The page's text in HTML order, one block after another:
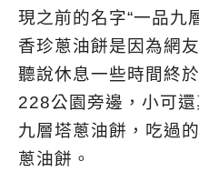
現之前的名字“一品九
香珍蔥油餅是因為網
聽說休息一些時間終
228公園旁邊，小可
九層塔蔥油餅，吃過
蔥油餅。